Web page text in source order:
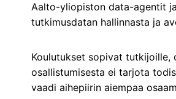
Aalto-yliopiston data-agentit
tutkimusdatan hallinnasta ja
Koulutukset sopivat tutkijoille,
osallistumisesta ei tarjota
vaadi aihepiirin aiempaa